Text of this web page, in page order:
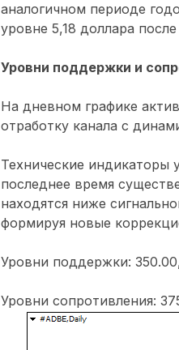
аналогичном периоде
уровне 5,18 доллара
Уровни поддержки и
На дневном графике
отработку канала с
Технические индикаторы
последнее время
находятся ниже
формируя новые
Уровни поддержки:
Уровни сопротивления: